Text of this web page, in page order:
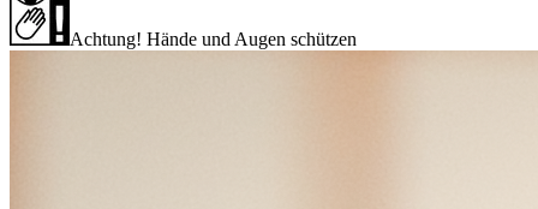
Achtung! Hände und Augen schützen